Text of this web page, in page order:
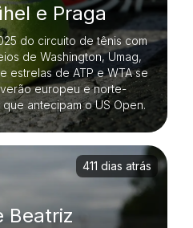
e Praga
do circuito de tênis com
de Washington, Umag,
estrelas de ATP e WTA se
europeu e norte-
antecipam o US Open.
Beatriz
411 dias atrás